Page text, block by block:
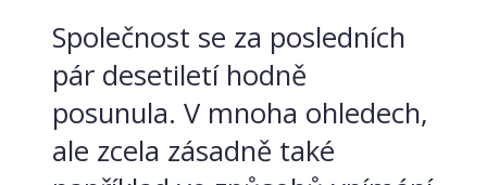
Společnost se za posledních
pár desetiletí hodně
posunula. V mnoha ohledech,
ale zcela zásadně také